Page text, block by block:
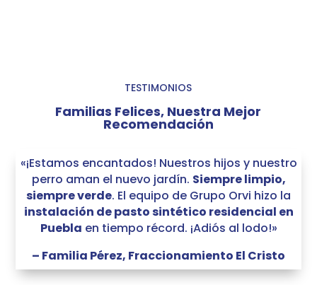
TESTIMONIOS
Familias Felices, Nuestra Mejor
Recomendación
«¡Estamos encantados! Nuestros hijos y nuestro
perro aman el nuevo jardín. Siempre limpio,
siempre verde. El equipo de Grupo Orvi hizo la
instalación de pasto sintético residencial en
Puebla en tiempo récord. ¡Adiós al lodo!»
– Familia Pérez, Fraccionamiento El Cristo